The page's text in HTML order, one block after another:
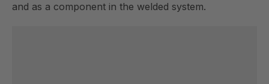
and as a component in the welded system.